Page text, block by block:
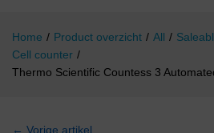
Home / Product overzicht / All /
Cell counter /
Thermo Scientific Countess 3
← Vorige artikel